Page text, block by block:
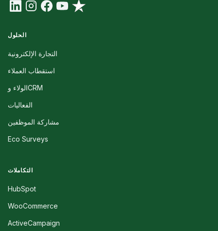
الحلول
التجارة الإلكترونية
استقطاب العملاء
الولاء وCRM
الفعاليات
مشاركة الموظفين
Eco Surveys
التكاملات
HubSpot
WooCommerce
ActiveCampaign